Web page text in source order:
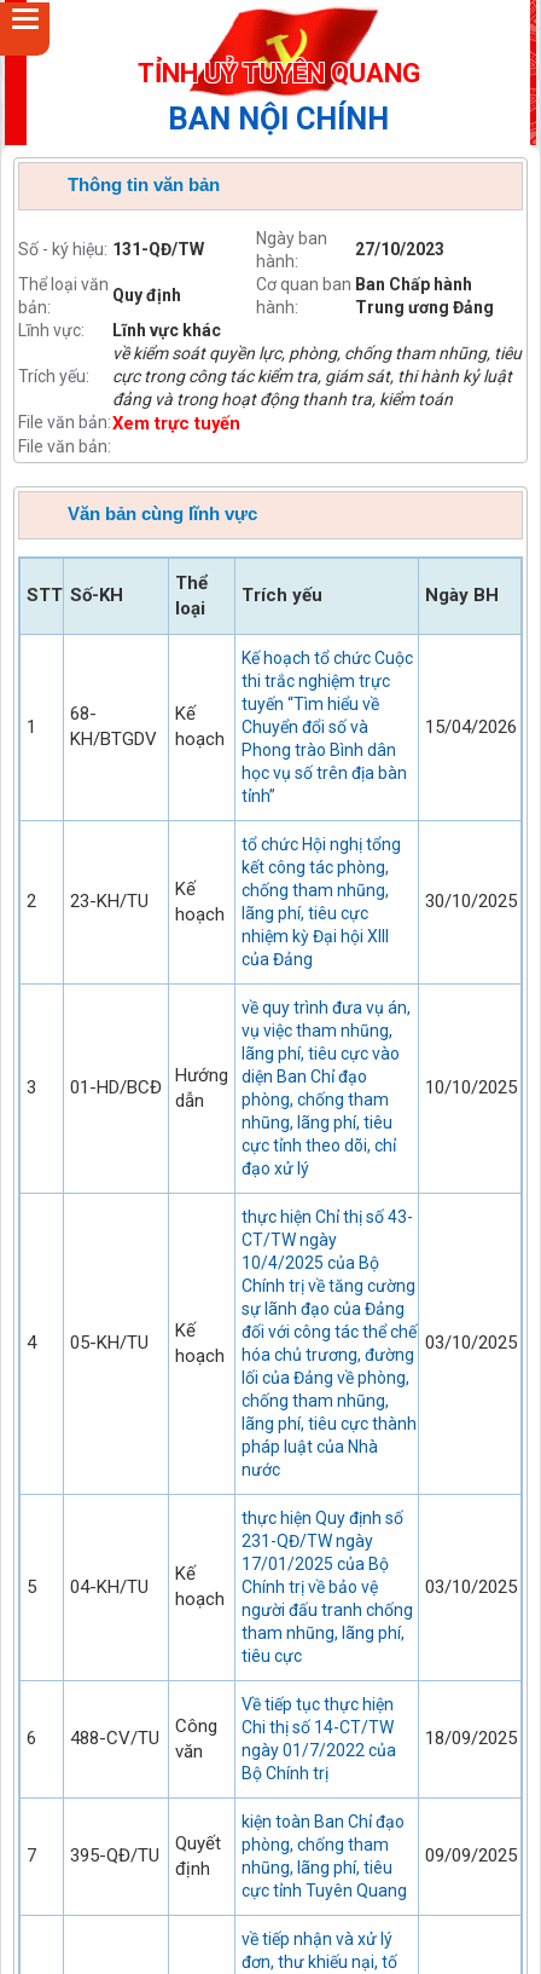
TỈNH UỶ TUYÊN QUANG
BAN NỘI CHÍNH
Thông tin văn bản
Số - ký hiệu: 131-QĐ/TW
Ngày ban
hành:
27/10/2023
Thể loại văn
bản:
Quy định
Cơ quan ban
hành:
Ban Chấp hành
Trung ương Đảng
Lĩnh vực:
Lĩnh vực khác
Trích yếu:
về kiểm soát quyền lực, phòng, chống tham nhũng, tiêu
cực trong công tác kiểm tra, giám sát, thi hành kỷ luật
đảng và trong hoạt động thanh tra, kiểm toán
File văn bản:Xem trực tuyến
File văn bản:
Văn bản cùng lĩnh vực
STT Số-KH
Thể
loại
Trích yếu Ngày BH
1
68-
KH/BTGDV
Kế
hoạch
Kế hoạch tổ chức Cuộc
thi trắc nghiệm trực
tuyến “Tìm hiểu về
Chuyển đổi số và
Phong trào Bình dân
học vụ số trên địa bàn
tỉnh”
15/04/2026
2 23-KH/TU
Kế
hoạch
tổ chức Hội nghị tổng
kết công tác phòng,
chống tham nhũng,
lãng phí, tiêu cực
nhiệm kỳ Đại hội XIII
của Đảng
30/10/2025
3 01-HD/BCĐ
Hướng
dẫn
về quy trình đưa vụ án,
vụ việc tham nhũng,
lãng phí, tiêu cực vào
diện Ban Chỉ đạo
phòng, chống tham
nhũng, lãng phí, tiêu
cực tỉnh theo dõi, chỉ
đạo xử lý
10/10/2025
4 05-KH/TU
Kế
hoạch
thực hiện Chỉ thị số 43-
CT/TW ngày
10/4/2025 của Bộ
Chính trị về tăng cường
sự lãnh đạo của Đảng
đối với công tác thể chế
hóa chủ trương, đường
lối của Đảng về phòng,
chống tham nhũng,
lãng phí, tiêu cực thành
pháp luật của Nhà
nước
03/10/2025
5 04-KH/TU
Kế
hoạch
thực hiện Quy định số
231-QĐ/TW ngày
17/01/2025 của Bộ
Chính trị về bảo vệ
người đấu tranh chống
tham nhũng, lãng phí,
tiêu cực
03/10/2025
6 488-CV/TU
Công
văn
Về tiếp tục thực hiện
Chi thị số 14-CT/TW
ngày 01/7/2022 của
Bộ Chính trị
18/09/2025
7 395-QĐ/TU
Quyết
định
kiện toàn Ban Chỉ đạo
phòng, chống tham
nhũng, lãng phí, tiêu
cực tỉnh Tuyên Quang
09/09/2025
về tiếp nhận và xử lý
đơn, thư khiếu nại, tố